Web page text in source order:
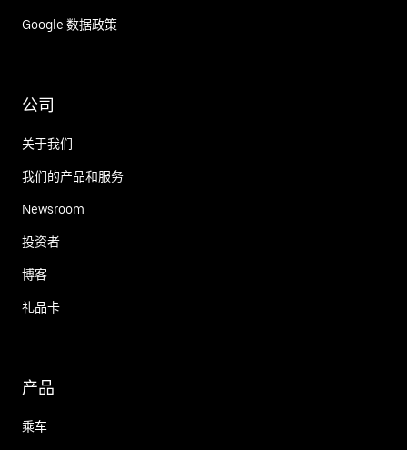
Google 数据政策
公司
关于我们
我们的产品和服务
Newsroom
投资者
博客
礼品卡
产品
乘车